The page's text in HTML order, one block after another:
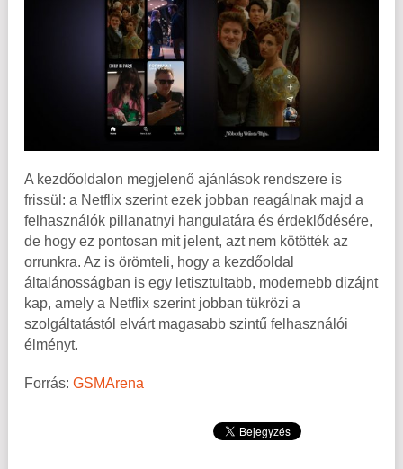
A kezdőoldalon megjelenő ajánlások rendszere is
frissül: a Netflix szerint ezek jobban reagálnak majd a
felhasználók pillanatnyi hangulatára és érdeklődésére,
de hogy ez pontosan mit jelent, azt nem kötötték az
orrunkra. Az is örömteli, hogy a kezdőoldal
általánosságban is egy letisztultabb, modernebb dizájnt
kap, amely a Netflix szerint jobban tükrözi a
szolgáltatástól elvárt magasabb szintű felhasználói
élményt.
Forrás: GSMArena